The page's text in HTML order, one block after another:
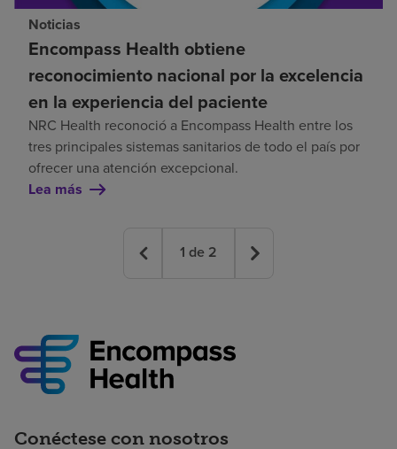
Noticias
Encompass Health obtiene
reconocimiento nacional por la excelencia
en la experiencia del paciente
NRC Health reconoció a Encompass Health entre los
tres principales sistemas sanitarios de todo el país por
ofrecer una atención excepcional.
Lea más
1 de 2
Conéctese con nosotros